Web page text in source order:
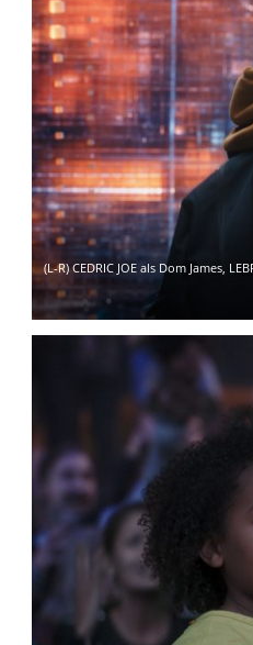
(L-R) CEDRIC JOE als Dom James,